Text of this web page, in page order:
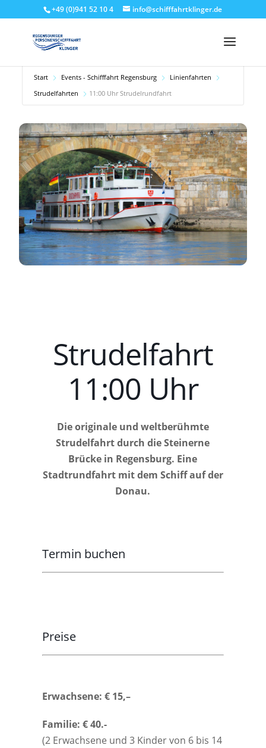
+49 (0)941 52 10 4 info@schifffahrtklinger.de
Start Events - Schifffahrt Regensburg
Linienfahrten
Strudelfahrten
11:00 Uhr Strudelrundfahrt
Strudelfahrt
11:00 Uhr
Die originale und weltberühmte
Strudelfahrt durch die Steinerne
Brücke in Regensburg. Eine
Stadtrundfahrt mit dem Schiff auf der
Donau.
Termin buchen
Preise
Erwachsene: € 15,–
Familie: € 40.-
(2 Erwachsene und 3 Kinder von 6 bis 14